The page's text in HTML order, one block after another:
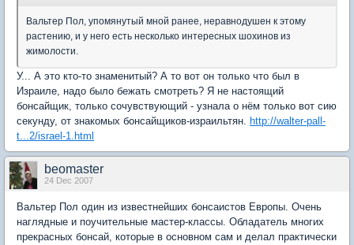
Вальтер Пол, упомянутый мной ранее, неравнодушен к этому
растению, и у него есть несколько интересных шохинов из
жимолости.
У... А это кто-то знаменитый? А то вот он только что был в
Израиле, надо было бежать смотреть? Я не настоящий
бонсайщик, только сочувствующий - узнала о нём только вот сию
секунду, от знакомых бонсайщиков-израильтян. http://walter-pall-
t...2/israel-1.html
beomaster
24 Dec 2007
Вальтер Пол один из известнейших бонсаистов Европы. Очень
наглядные и поучительные мастер-классы. Обладатель многих
прекрасных бонсай, которые в основном сам и делал практически